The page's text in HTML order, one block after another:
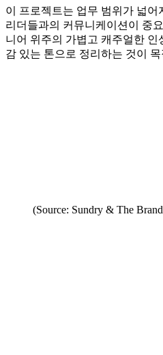
이 프로젝트는 업무 범위가 넓어
리더들과의 커뮤니케이션이 중
니어 위주의 가볍고 캐주얼한 인
감 있는 톤으로 정리하는 것이
(Source: Sundry & The